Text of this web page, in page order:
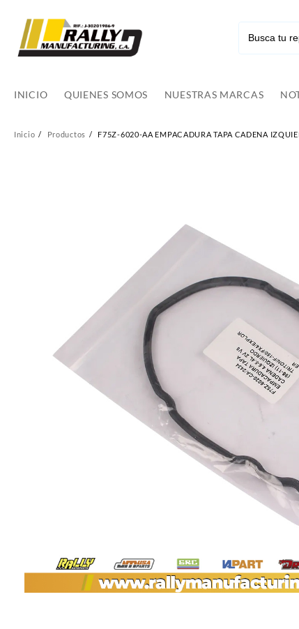
contenido
INICIO QUIENES SOMOS NUESTRAS MARCAS
Inicio Productos F75Z-6020-AA EMPACADURA TAPA CADENA